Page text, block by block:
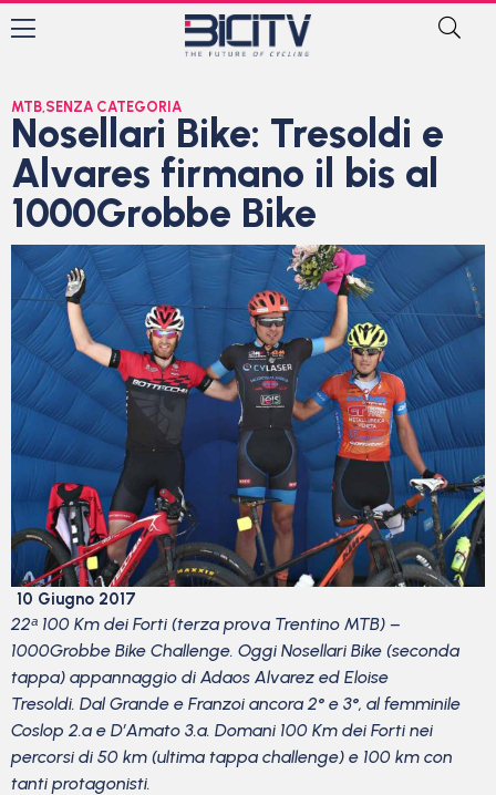
MTB,SENZA CATEGORIA
Nosellari Bike: Tresoldi e
Alvares firmano il bis al
1000Grobbe Bike
10 Giugno 2017
22ᵃ 100 Km dei Forti (terza prova Trentino MTB) –
1000Grobbe Bike Challenge. Oggi Nosellari Bike (seconda
tappa) appannaggio di Adaos Alvarez ed Eloise
Tresoldi. Dal Grande e Franzoi ancora 2° e 3°, al femminile
Coslop 2.a e D’Amato 3.a. Domani 100 Km dei Forti nei
percorsi di 50 km (ultima tappa challenge) e 100 km con
tanti protagonisti.